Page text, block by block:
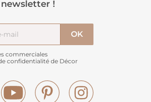
!
commerciales
confidentialité de Décor
YouTube Pinterest